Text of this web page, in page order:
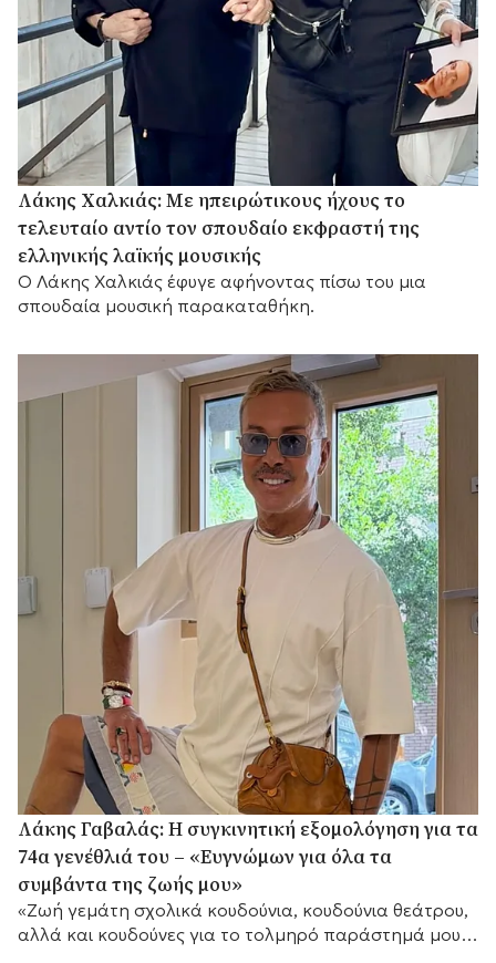
Λάκης Χαλκιάς: Με ηπειρώτικους ήχους το
τελευταίο αντίο τον σπουδαίο εκφραστή της
ελληνικής λαϊκής μουσικής
Ο Λάκης Χαλκιάς έφυγε αφήνοντας πίσω του μια
σπουδαία μουσική παρακαταθήκη.
Λάκης Γαβαλάς: Η συγκινητική εξομολόγηση για τα
74α γενέθλιά του – «Ευγνώμων για όλα τα
συμβάντα της ζωής μου»
«Ζωή γεμάτη σχολικά κουδούνια, κουδούνια θεάτρου,
αλλά και κουδούνες για το τολμηρό παράστημά μου»,